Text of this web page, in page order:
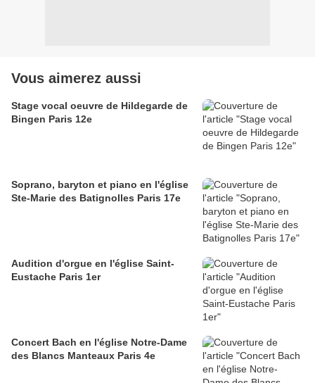
Vous aimerez aussi
Stage vocal oeuvre de Hildegarde de
Bingen Paris 12e
Soprano, baryton et piano en l'église
Ste-Marie des Batignolles Paris 17e
Audition d'orgue en l'église Saint-
Eustache Paris 1er
Concert Bach en l'église Notre-Dame
des Blancs Manteaux Paris 4e